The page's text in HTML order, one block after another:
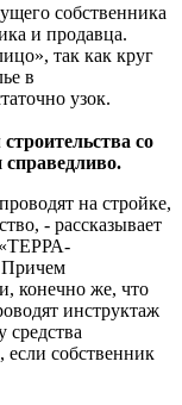
собственника
и продавца.
так как круг
в
узок.
со
на стройке,
- рассказывает
«ТЕРРА-
Причем
конечно же, что
инструктаж
средства
если собственник